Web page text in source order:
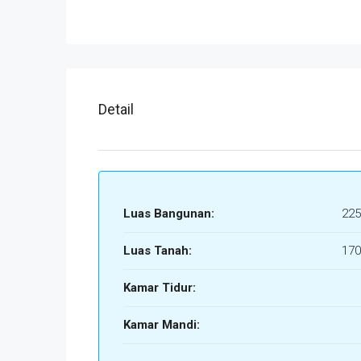
Detail
Luas Bangunan:
Luas Tanah:
Kamar Tidur:
Kamar Mandi: